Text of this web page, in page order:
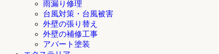
雨漏り修理
台風対策・台風被害
外壁の張り替え
外壁の補修工事
アパート塗装